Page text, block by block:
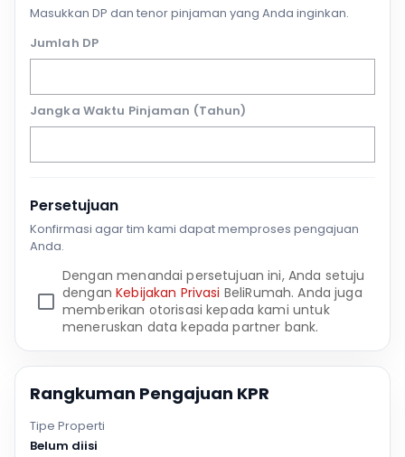
Masukkan DP dan tenor pinjaman yang Anda inginkan.
Jumlah DP
Jangka Waktu Pinjaman (Tahun)
Persetujuan
Konfirmasi agar tim kami dapat memproses pengajuan
Anda.
Dengan menandai persetujuan ini, Anda setuju
denganKebijakan Privasi BeliRumah. Anda juga
memberikan otorisasi kepada kami untuk
meneruskan data kepada partner bank.
Rangkuman Pengajuan KPR
Tipe Properti
Belum diisi